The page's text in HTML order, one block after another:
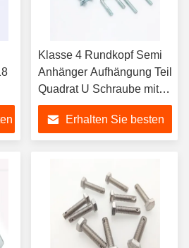
Klasse 4 Rundkopf Semi
Anhänger Aufhängung Teil
Quadrat U Schraube mit
Muttern für Lastwagen
oder Anhänger anpassbar
Erhalten Sie besten